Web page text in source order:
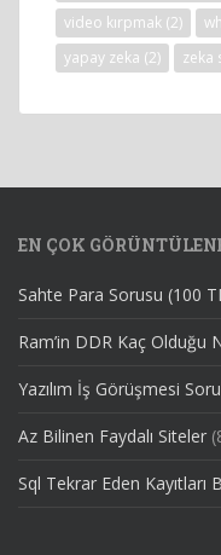
video kırpmak (2)
yapay zeka (2) zeka
EN ÇOK
Sahte Para Sorusu (100
Ram’in DDR Kaç Olduğu
Yazılım İş Görüşmesi
Az Bilinen Faydalı Siteler
Sql Tekrar Eden Kayıtları